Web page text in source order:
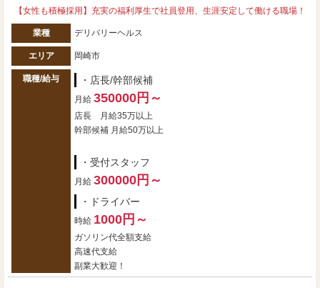
【女性も積極採用】充実の福利厚生で社員登用、生涯安定して働ける職場！
業種 デリバリーヘルス
エリア 岡崎市
職種/給与 ・店長/幹部候補
月給 350000円～
店長 月給35万以上
幹部候補 月給50万以上
・受付スタッフ
月給 300000円～
・ドライバー
時給 1000円～
ガソリン代全額支給
高速代支給
副業大歓迎！